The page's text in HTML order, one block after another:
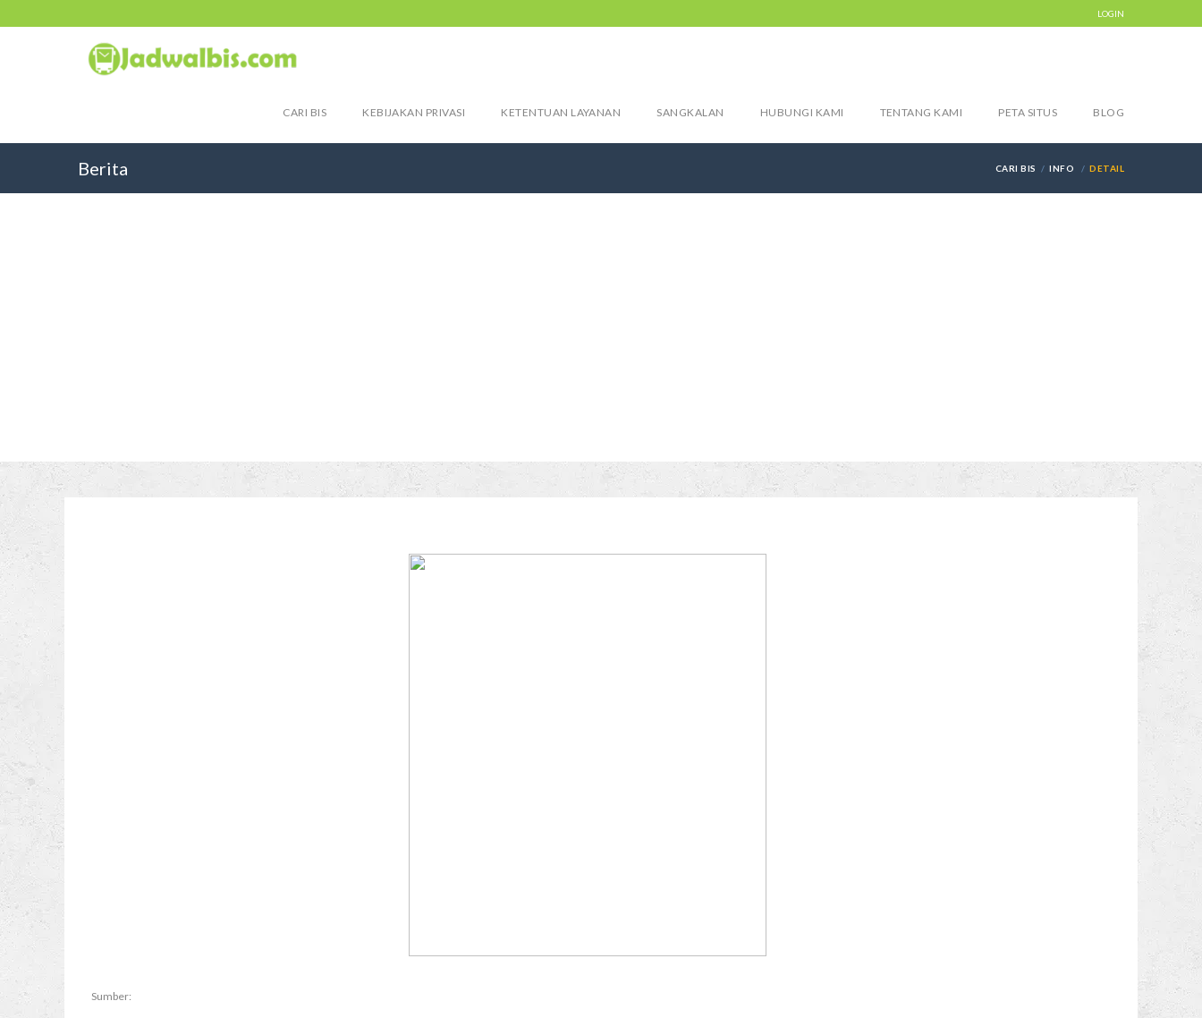
LOGIN
CARI BIS KEBIJAKAN PRIVASI KETENTUAN LAYANAN SANGKALAN HUBUNGI KAMI TENTANG KAMI PETA SITUS BLOG
Berita CARI BIS INFO DETAIL
Sumber: